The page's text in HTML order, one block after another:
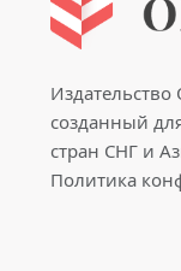
созданный
стран СНГ и
Политика